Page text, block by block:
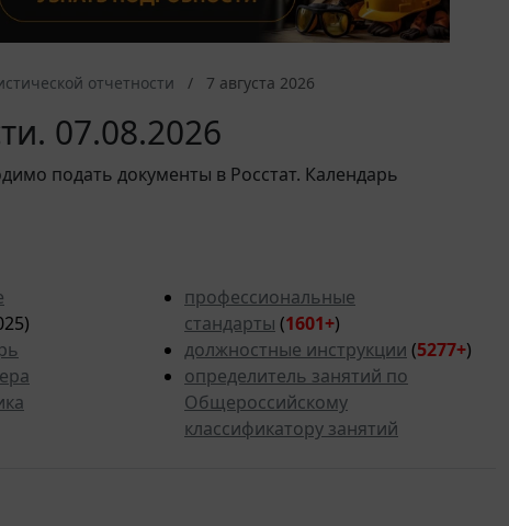
отчетности 7 августа 2026
07.08.2026
подать документы в Росстат. Календарь
профессиональные
стандарты (1601+)
должностные инструкции (5277+)
определитель занятий по
Общероссийскому
классификатору занятий